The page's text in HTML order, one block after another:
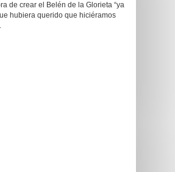
de crear el Belén de la Glorieta “ya
hubiera querido que hiciéramos